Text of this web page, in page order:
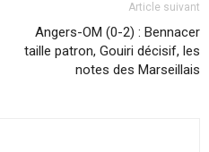
Article suivant
Angers-OM (0-2) : Bennacer
taille patron, Gouiri décisif, les
notes des Marseillais